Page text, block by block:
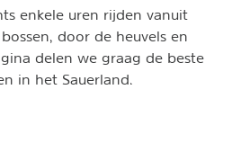
enkele uren rijden vanuit
door de heuvels en
delen we graag de beste
in het Sauerland.